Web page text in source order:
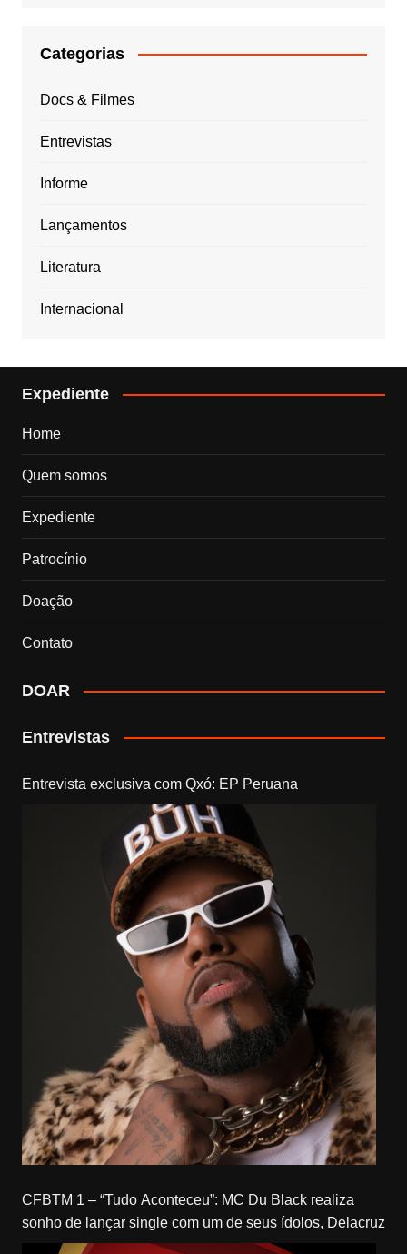
Categorias
Docs & Filmes
Entrevistas
Informe
Lançamentos
Literatura
Internacional
Expediente
Home
Quem somos
Expediente
Patrocínio
Doação
Contato
DOAR
Entrevistas
Entrevista exclusiva com Qxó: EP Peruana
CFBTM 1 – “Tudo Aconteceu”: MC Du Black realiza
sonho de lançar single com um de seus ídolos, Delacruz